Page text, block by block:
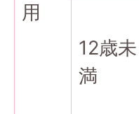
用
12歳未
満